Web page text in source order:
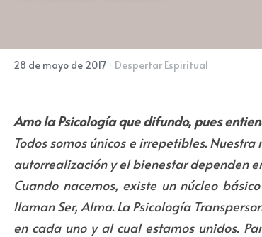
28 de mayo de 2017 · Despertar Espiritual
Amo la Psicología que difundo, pues
Todos somos únicos e irrepetibles.
autorrealización y el bienestar dependen
Cuando nacemos, existe un núcleo
llaman Ser, Alma. La Psicología
en cada uno y al cual estamos unidos.